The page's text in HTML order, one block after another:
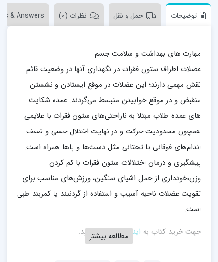
توضیحات حمل و نقل نظرات (0) & Answers
مهارت های بهداشت و سلامت جسم
عضلات اطراف ستون فقرات در نگهداری آنها در وضعیت قائم
نقش مهمی دارند؛ این عضلات در موقع ایستادن و نشستن
منقبض و در موقع خوابیدن منبسط می­‌گردند. عمده شکایت­‌
های عمده طلاب مبتلا به ناراحتی­‌های ستون فقرات با علایمی
همچون محدودیت حرکت و در نهایت اختلال حسی و ضعف
اندام‌­های فوقانی یا تحتانی مثل دست­‌ها و پاها همراه است.
پیشگیری و درمان اختلالات ستون فقرات با کم کردن
وزن،خودداری از حمل اشیای سنگین، ورزش­‌های مناسب برای
تقویت عضلات ناحیه آسیب و استفاده از گردنبند یا کمربند طبی
است.
جهت خرید کتاب به اینجا مراجعه فرمایید.
مطالعه بیشتر